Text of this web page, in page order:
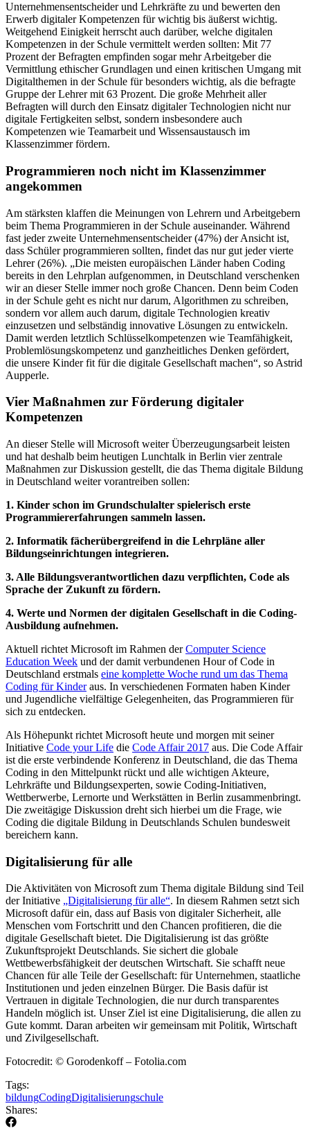
Unternehmensentscheider und Lehrkräfte zu und bewerten den
Erwerb digitaler Kompetenzen für wichtig bis äußerst wichtig.
Weitgehend Einigkeit herrscht auch darüber, welche digitalen
Kompetenzen in der Schule vermittelt werden sollten: Mit 77
Prozent der Befragten empfinden sogar mehr Arbeitgeber die
Vermittlung ethischer Grundlagen und einen kritischen Umgang mit
Digitalthemen in der Schule für besonders wichtig, als die befragte
Gruppe der Lehrer mit 63 Prozent. Die große Mehrheit aller
Befragten will durch den Einsatz digitaler Technologien nicht nur
digitale Fertigkeiten selbst, sondern insbesondere auch
Kompetenzen wie Teamarbeit und Wissensaustausch im
Klassenzimmer fördern.
Programmieren noch nicht im Klassenzimmer
angekommen
Am stärksten klaffen die Meinungen von Lehrern und Arbeitgebern
beim Thema Programmieren in der Schule auseinander. Während
fast jeder zweite Unternehmensentscheider (47%) der Ansicht ist,
dass Schüler programmieren sollten, findet das nur gut jeder vierte
Lehrer (26%). „Die meisten europäischen Länder haben Coding
bereits in den Lehrplan aufgenommen, in Deutschland verschenken
wir an dieser Stelle immer noch große Chancen. Denn beim Coden
in der Schule geht es nicht nur darum, Algorithmen zu schreiben,
sondern vor allem auch darum, digitale Technologien kreativ
einzusetzen und selbständig innovative Lösungen zu entwickeln.
Damit werden letztlich Schlüsselkompetenzen wie Teamfähigkeit,
Problemlösungskompetenz und ganzheitliches Denken gefördert,
die unsere Kinder fit für die digitale Gesellschaft machen“, so Astrid
Aupperle.
Vier Maßnahmen zur Förderung digitaler
Kompetenzen
An dieser Stelle will Microsoft weiter Überzeugungsarbeit leisten
und hat deshalb beim heutigen Lunchtalk in Berlin vier zentrale
Maßnahmen zur Diskussion gestellt, die das Thema digitale Bildung
in Deutschland weiter vorantreiben sollen:
1. Kinder schon im Grundschulalter spielerisch erste
Programmiererfahrungen sammeln lassen.
2. Informatik fächerübergreifend in die Lehrpläne aller
Bildungseinrichtungen integrieren.
3. Alle Bildungsverantwortlichen dazu verpflichten, Code als
Sprache der Zukunft zu fördern.
4. Werte und Normen der digitalen Gesellschaft in die Coding-
Ausbildung aufnehmen.
Aktuell richtet Microsoft im Rahmen derComputer Science
Education Week und der damit verbundenen Hour of Code in
Deutschland erstmals eine komplette Woche rund um das Thema
Coding für Kinderaus. In verschiedenen Formaten haben Kinder
und Jugendliche vielfältige Gelegenheiten, das Programmieren für
sich zu entdecken.
Als Höhepunkt richtet Microsoft heute und morgen mit seiner
Initiative Code your Life die Code Affair 2017 aus. Die Code Affair
ist die erste verbindende Konferenz in Deutschland, die das Thema
Coding in den Mittelpunkt rückt und alle wichtigen Akteure,
Lehrkräfte und Bildungsexperten, sowie Coding-Initiativen,
Wettberwerbe, Lernorte und Werkstätten in Berlin zusammenbringt.
Die zweitägige Diskussion dreht sich hierbei um die Frage, wie
Coding die digitale Bildung in Deutschlands Schulen bundesweit
bereichern kann.
Digitalisierung für alle
Die Aktivitäten von Microsoft zum Thema digitale Bildung sind Teil
der Initiative „Digitalisierung für alle“. In diesem Rahmen setzt sich
Microsoft dafür ein, dass auf Basis von digitaler Sicherheit, alle
Menschen vom Fortschritt und den Chancen profitieren, die die
digitale Gesellschaft bietet. Die Digitalisierung ist das größte
Zukunftsprojekt Deutschlands. Sie sichert die globale
Wettbewerbsfähigkeit der deutschen Wirtschaft. Sie schafft neue
Chancen für alle Teile der Gesellschaft: für Unternehmen, staatliche
Institutionen und jeden einzelnen Bürger. Die Basis dafür ist
Vertrauen in digitale Technologien, die nur durch transparentes
Handeln möglich ist. Unser Ziel ist eine Digitalisierung, die allen zu
Gute kommt. Daran arbeiten wir gemeinsam mit Politik, Wirtschaft
und Zivilgesellschaft.
Fotocredit: © Gorodenkoff – Fotolia.com
Tags:
bildungCodingDigitalisierungschule
Shares: